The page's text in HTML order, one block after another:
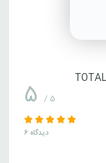
5 / 5
6 دیدگاه